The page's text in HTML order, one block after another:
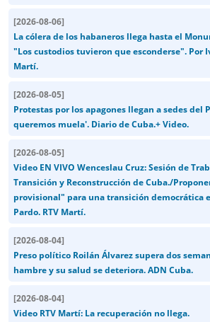
[2026-08-06]
La cólera de los habaneros llega hasta el
"Los custodios tuvieron que esconderse". Por
Martí.
[2026-08-05]
Protestas por los apagones llegan a sedes del
queremos muela'. Diario de Cuba.+ Video.
[2026-08-05]
Video EN VIVO Wenceslau Cruz: Sesión de
Transición y Reconstrucción de Cuba./
provisional" para una transición democrática
Pardo. RTV Martí.
[2026-08-04]
Preso político Roilán Álvarez supera dos
hambre y su salud se deteriora. ADN Cuba.
[2026-08-04]
Video RTV Martí: La recuperación no llega.